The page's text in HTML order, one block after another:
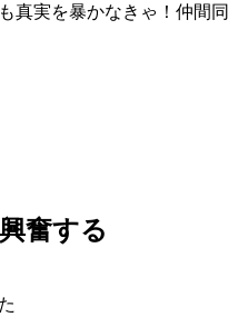
真実を暴かなきゃ！仲間同
奮する